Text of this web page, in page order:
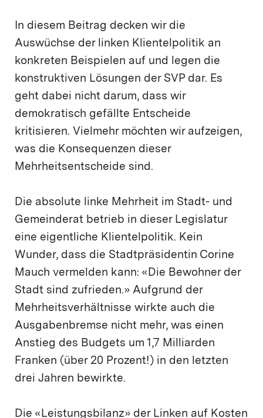
In diesem Beitrag decken wir die
Auswüchse der linken Klientelpolitik an
konkreten Beispielen auf und legen die
konstruktiven Lösungen der SVP dar. Es
geht dabei nicht darum, dass wir
demokratisch gefällte Entscheide
kritisieren. Vielmehr möchten wir aufzeigen,
was die Konsequenzen dieser
Mehrheitsentscheide sind.
Die absolute linke Mehrheit im Stadt- und
Gemeinderat betrieb in dieser Legislatur
eine eigentliche Klientelpolitik. Kein
Wunder, dass die Stadtpräsidentin Corine
Mauch vermelden kann: «Die Bewohner der
Stadt sind zufrieden.» Aufgrund der
Mehrheitsverhältnisse wirkte auch die
Ausgabenbremse nicht mehr, was einen
Anstieg des Budgets um 1,7 Milliarden
Franken (über 20 Prozent!) in den letzten
drei Jahren bewirkte.
Die «Leistungsbilanz» der Linken auf Kosten